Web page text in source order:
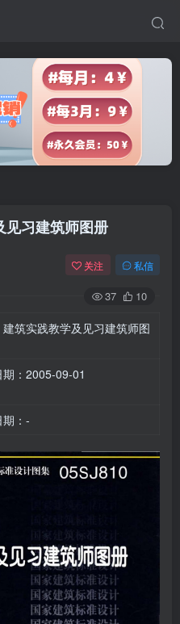
见习建筑师图册
关注 私信
37 10
筑实践教学及见习建筑师图
期：2005-09-01
期：-